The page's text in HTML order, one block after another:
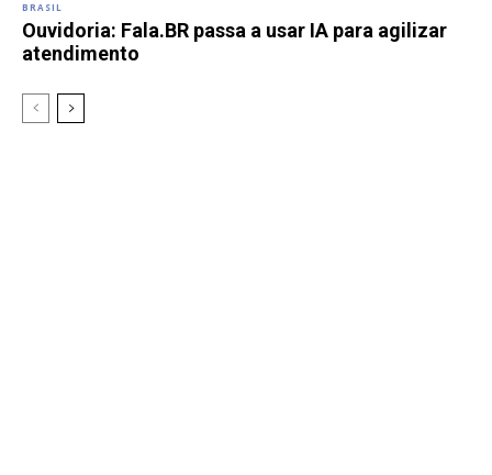
BRASIL
Ouvidoria: Fala.BR passa a usar IA para agilizar
atendimento